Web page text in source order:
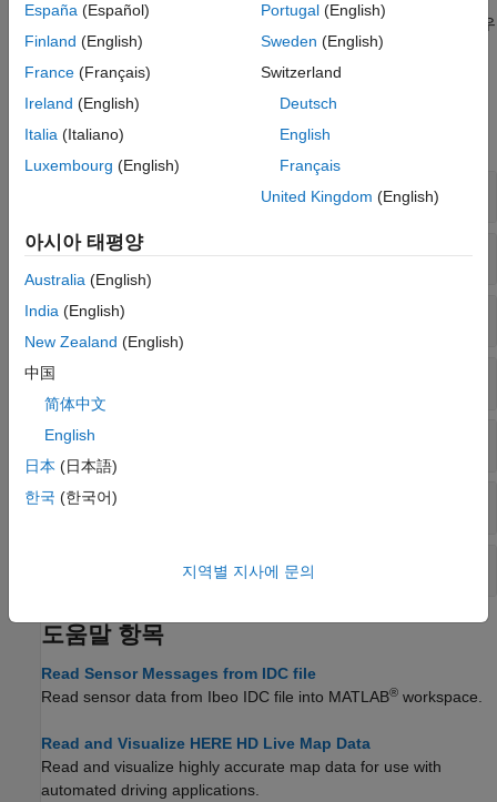
데이터의 읽어오기와 시각화를 지원합니다. 기타 파일 형식의 경우
추가적인 툴박스 라이선스가 필요할 수 있습니다.
함수
모두 확장
Ibeo 파일 리더
Velodyne 파일 리더
HERE HD Live Map 리더
Rosbag 리더(
Lidar Toolbox필요)
도움말 항목
Read Sensor Messages from IDC file
Read sensor data from Ibeo IDC file into MATLAB® workspace.
Read and Visualize HERE HD Live Map Data
Read and visualize highly accurate map data for use with
automated driving applications.
España (Español)
Finland (English)
France (Français)
Ireland (English)
Italia (Italiano)
Luxembourg (English)
Portugal(English)
Sweden (English)
Switzerland
Deutsch
English
Français
United Kingdom (English)
아시아 태평양
Australia (English)
India (English)
New Zealand (English)
中国
简体中文
English
日本 (日本語)
한국 (한국어)
지역별 지사에 문의